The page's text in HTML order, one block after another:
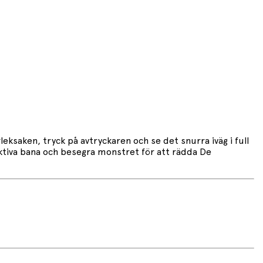
tryck på avtryckaren och se det snurra iväg i full
bana och besegra monstret för att rädda De